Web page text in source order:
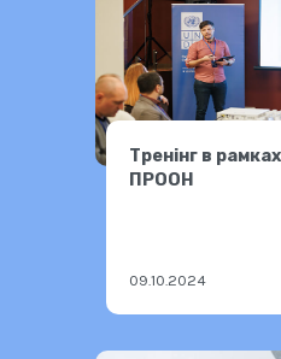
Тренінг в
ПРООН
09.10.2024